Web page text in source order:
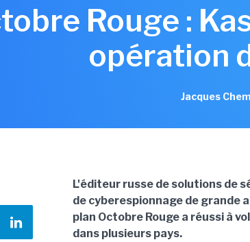
Rouge :
opération
Jacques
L'éditeur russe de solutions de
de cyberespionnage de grande
plan Octobre Rouge a réussi à
dans plusieurs pays.